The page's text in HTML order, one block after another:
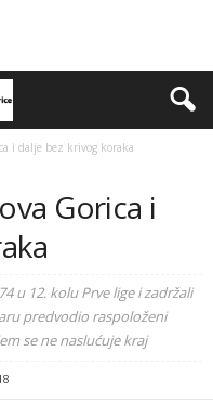
i dalje bez krivog koraka
Gorica i
u 12. kolu Prve lige i zadržali
predvodio raspoloženi
se ne naslućuje kraj